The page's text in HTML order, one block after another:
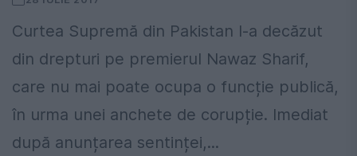
Curtea Supremă din Pakistan l-a decăzut
din drepturi pe premierul Nawaz Sharif,
care nu mai poate ocupa o funcție publică,
în urma unei anchete de corupție. Imediat
după anunțarea sentinței,...